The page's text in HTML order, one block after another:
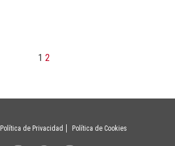
1 2
Política de Privacidad Política de Cookies